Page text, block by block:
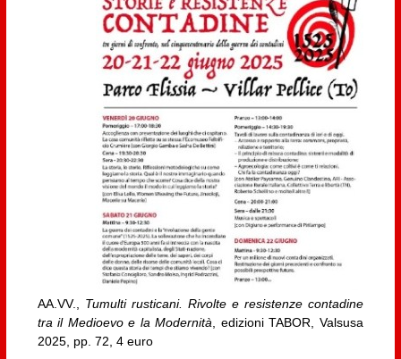
AA.VV., Tumulti rusticani. Rivolte e resistenze contadine
tra il Medioevo e la Modernità, edizioni TABOR, Valsusa
2025, pp. 72, 4 euro